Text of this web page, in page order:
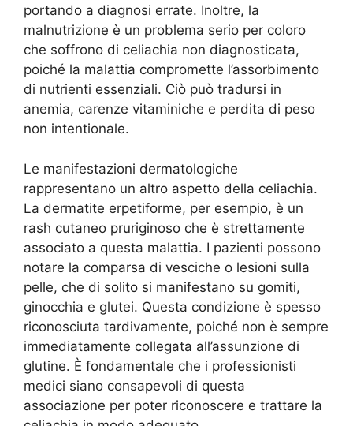
portando a diagnosi errate. Inoltre, la
malnutrizione è un problema serio per coloro
che soffrono di celiachia non diagnosticata,
poiché la malattia compromette l’assorbimento
di nutrienti essenziali. Ciò può tradursi in
anemia, carenze vitaminiche e perdita di peso
non intentionale.
Le manifestazioni dermatologiche
rappresentano un altro aspetto della celiachia.
La dermatite erpetiforme, per esempio, è un
rash cutaneo pruriginoso che è strettamente
associato a questa malattia. I pazienti possono
notare la comparsa di vesciche o lesioni sulla
pelle, che di solito si manifestano su gomiti,
ginocchia e glutei. Questa condizione è spesso
riconosciuta tardivamente, poiché non è sempre
immediatamente collegata all’assunzione di
glutine. È fondamentale che i professionisti
medici siano consapevoli di questa
associazione per poter riconoscere e trattare la